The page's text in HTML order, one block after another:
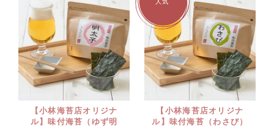
【小林海苔店オリジナ
ル】味付海苔（ゆず明
【小林海苔店オリジナ
ル】味付海苔（わさび）